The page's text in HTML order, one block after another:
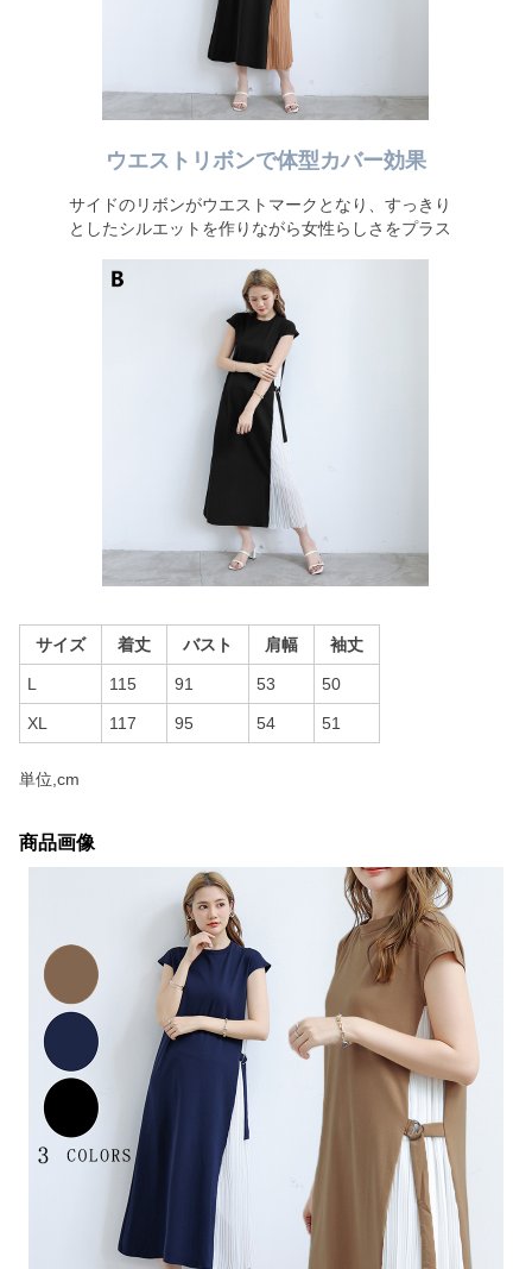
ウエストリボンで体型カバー効果
サイドのリボンがウエストマークとなり、すっきり
としたシルエットを作りながら女性らしさをプラス
サイズ 着丈 バスト 肩幅 袖丈
L 115 91 53 50
XL 117 95 54 51
単位,cm
商品画像